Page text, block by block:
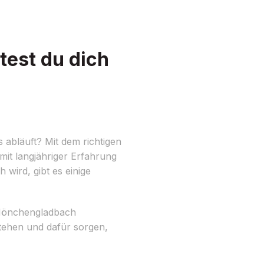
du dich
abläuft? Mit dem richtigen
langjähriger Erfahrung
wird, gibt es einige
und dafür sorgen,